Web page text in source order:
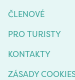
ČLENOVÉ
PRO TURISTY
KONTAKTY
ZÁSADY